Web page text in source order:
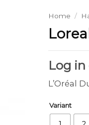
Home /
Log
L’Oréal
Variant